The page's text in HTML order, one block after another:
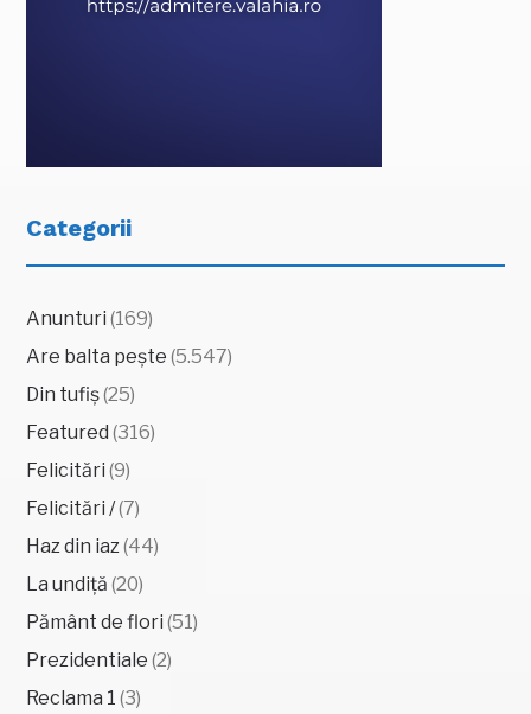
Categorii
Anunturi (169)
Are balta pește (5.547)
Din tufiș(25)
Featured (316)
Felicitări (9)
Felicitări /(7)
Haz din iaz(44)
La undiță (20)
Pământ de flori (51)
Prezidentiale (2)
Reclama 1 (3)